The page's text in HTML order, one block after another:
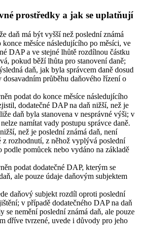
prostředky a jak se uplatňují
daň má být vyšší než poslední známá
měsíce následujícího po měsíci, ve
DAP a ve stejné lhůtě rozdílnou částku
pokud běží lhůta pro stanovení daně;
daň, jak byla správcem daně dosud
dosavadním průběhu daňového řízení o
podat do konce měsíce následujícího
dodatečné DAP na daň nižší, než je
daň byla stanovena v nesprávné výši; v
namítat vady postupu správce daně.
než je poslední známá daň, není
z rozhodnutí, z něhož vyplývá poslední
podle pomůcek nebo vydáno na základě
podat dodatečné DAP, kterým se
ale pouze údaje daňovým subjektem
daňový subjekt rozdíl oproti poslední
v případě dodatečného DAP na daň
se nemění poslední známá daň, ale pouze
dříve tvrzené, uvede i důvody pro jeho